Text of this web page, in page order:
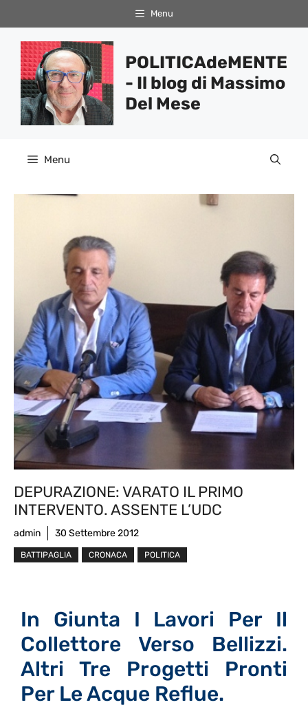
al
contenuto
Menu
POLITICAdeMENTE
- Il blog di Massimo
Del Mese
Menu
DEPURAZIONE: VARATO IL PRIMO
INTERVENTO. ASSENTE L’UDC
admin 30 Settembre 2012
BATTIPAGLIA CRONACA POLITICA
In Giunta I Lavori Per Il
Collettore Verso Bellizzi.
Altri Tre Progetti Pronti
Per Le Acque Reflue.